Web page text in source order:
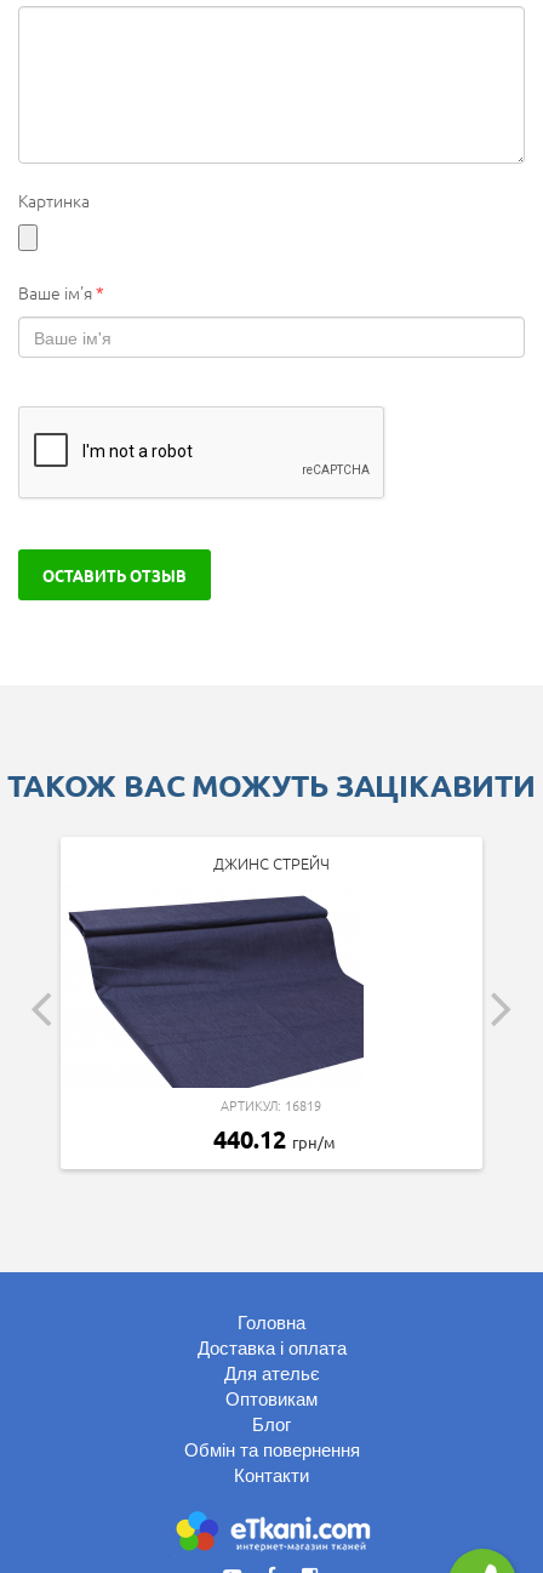
Картинка
Ваше ім'я*
ОСТАВИТЬ ОТЗЫВ
ТАКОЖ ВАС МОЖУТЬ ЗАЦІКАВИТИ
ДЖИНС СТРЕЙЧ
АРТИКУЛ: 16819
440.12 грн/м
Головна
Доставка і оплата
Для ательє
Оптовикам
Блог
Обмін та повернення
Контакти